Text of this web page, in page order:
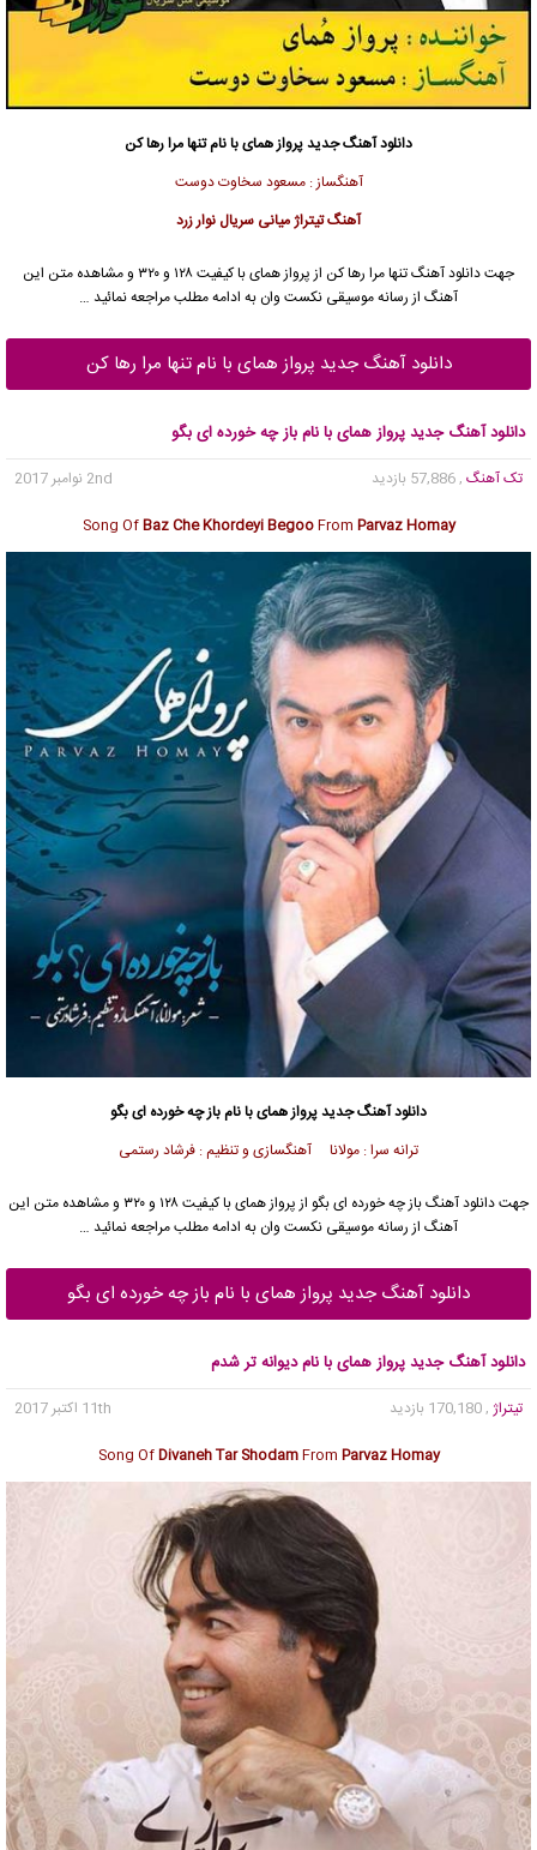
دانلود آهنگ جدیدپرواز همایبا نام تنها مرا رها کن
آهنگساز : مسعود سخاوت دوست
آهنگ تیتراژ میانی سریال نوار زرد
جهت دانلود آهنگ تنها مرا رها کن از پرواز همای
با کیفیت ۱۲۸ و ۳۲۰ و مشاهده متن این
آهنگ از رسانه موسیقی نکست وان به ادامه مطلب مراجعه نمائید …
دانلود آهنگ جدید پرواز همای با نام تنها مرا رها کن
دانلود آهنگ جدید پرواز همای با نام باز چه خورده ای بگو
تک آهنگ , 57,886 بازدید
2nd نوامبر 2017
Song OfBaz Che Khordeyi BegooFrom Parvaz Homay
دانلود آهنگ جدیدپرواز همایبا نام باز چه خورده ای بگو
ترانه سرا : مولانا آهنگسازی و تنظیم : فرشاد رستمی
جهت دانلود آهنگ باز چه خورده ای بگو از پرواز همای
با کیفیت ۱۲۸ و ۳۲۰ و مشاهده متن این
آهنگ از رسانه موسیقی نکست وان به ادامه مطلب مراجعه نمائید …
دانلود آهنگ جدید پرواز همای با نام باز چه خورده ای بگو
دانلود آهنگ جدید پرواز همای با نام دیوانه تر شدم
تیتراژ , 170,180 بازدید
11th اکتبر 2017
Song OfDivaneh Tar ShodamFrom Parvaz Homay